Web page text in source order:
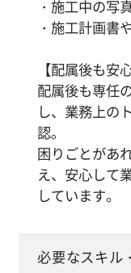
・施工中の写
・施工計画書
【配属後も安
配属後も専任
し、業務上の
認。
困りごとがあ
え、安心して
しています。
必要なスキル